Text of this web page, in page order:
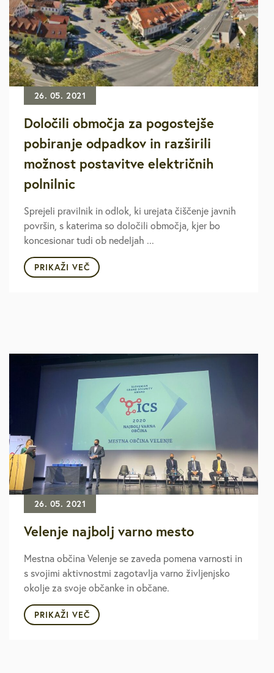
26. 05. 2021
Določili območja za pogostejše
pobiranje odpadkov in razširili
možnost postavitve električnih
polnilnic
Sprejeli pravilnik in odlok, ki urejata čiščenje javnih
površin, s katerima so določili območja, kjer bo
koncesionar tudi ob nedeljah ...
PRIKAŽI VEČ
26. 05. 2021
Velenje najbolj varno mesto
Mestna občina Velenje se zaveda pomena varnosti in
s svojimi aktivnostmi zagotavlja varno življenjsko
okolje za svoje občanke in občane.
PRIKAŽI VEČ